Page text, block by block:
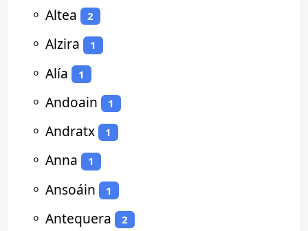
⚬ Altea 2
⚬ Alzira 1
⚬ Alía 1
⚬ Andoain 1
⚬ Andratx 1
⚬ Anna 1
⚬ Ansoáin 1
⚬ Antequera 2